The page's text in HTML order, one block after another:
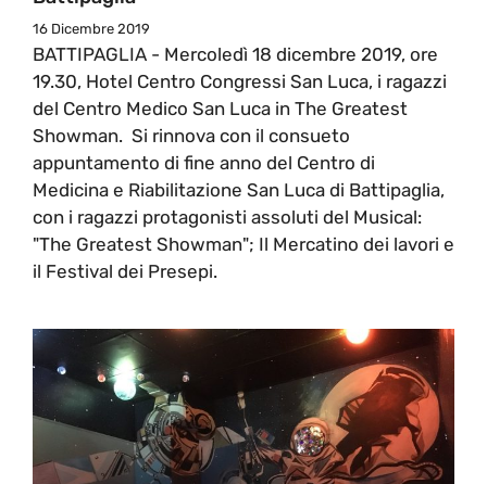
16 Dicembre 2019
BATTIPAGLIA - Mercoledì 18 dicembre 2019, ore
19.30, Hotel Centro Congressi San Luca, i ragazzi
del Centro Medico San Luca in The Greatest
Showman. Si rinnova con il consueto
appuntamento di fine anno del Centro di
Medicina e Riabilitazione San Luca di Battipaglia,
con i ragazzi protagonisti assoluti del Musical:
"The Greatest Showman"; Il Mercatino dei lavori e
il Festival dei Presepi.